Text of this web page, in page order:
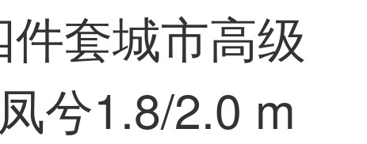
套城市高级
兮1.8/2.0 m